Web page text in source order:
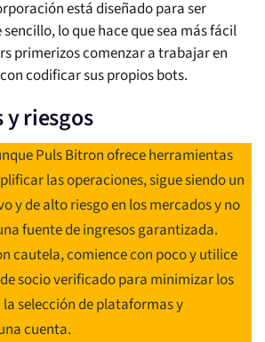
está diseñado para ser
lo que hace que sea más fácil
primerizos comenzar a trabajar en
codificar sus propios bots.
riesgos
Puls Bitron ofrece herramientas
las operaciones, sigue siendo un
y de alto riesgo en los mercados y no
fuente de ingresos garantizada.
cautela, comience con poco y utilice
socio verificado para minimizar los
selección de plataformas y
cuenta.